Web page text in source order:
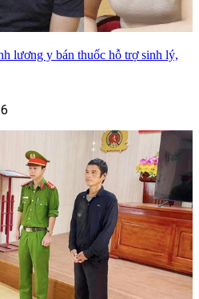
lương y bán thuốc hỗ trợ sinh lý,